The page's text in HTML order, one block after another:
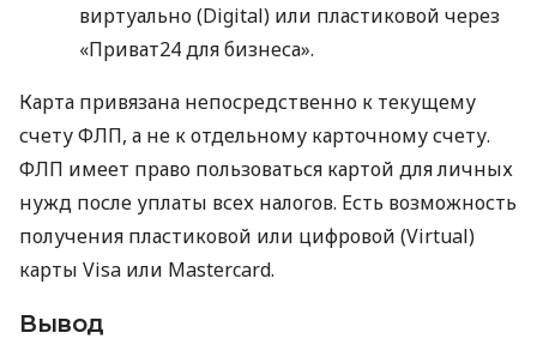
виртуально (Digital) или пластиковой через
«Приват24 для бизнеса».
Карта привязана непосредственно к текущему
счету ФЛП, а не к отдельному карточному счету.
ФЛП имеет право пользоваться картой для личных
нужд после уплаты всех налогов. Есть возможность
получения пластиковой или цифровой (Virtual)
карты Visa или Mastercard.
Вывод